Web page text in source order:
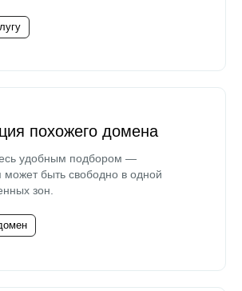
похожего домена
удобным подбором —
быть свободно в одной
зон.